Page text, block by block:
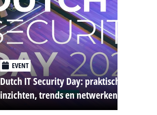
EVENT
Dutch IT Security Day: praktische
inzichten, trends en netwerken